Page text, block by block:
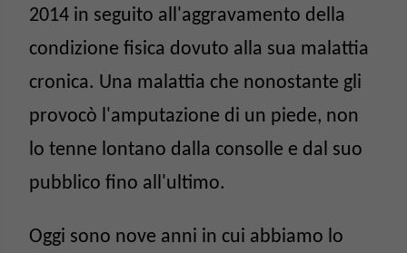
2014 in seguito all'aggravamento della
condizione fisica dovuto alla sua malattia
cronica. Una malattia che nonostante gli
provocò l'amputazione di un piede, non
lo tenne lontano dalla consolle e dal suo
pubblico fino all'ultimo.
Oggi sono nove anni in cui abbiamo lo